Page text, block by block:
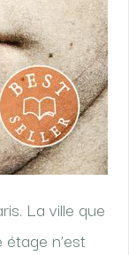
La ville que
n’est